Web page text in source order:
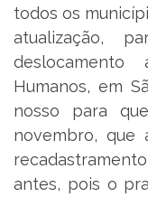
todos os
atualização,
Humanos, em
nosso para
novembro, que
antes, pois o